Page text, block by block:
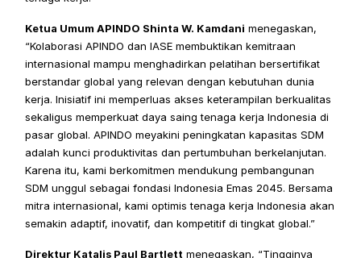
Ketua Umum APINDO Shinta W. Kamdani menegaskan,
“Kolaborasi APINDO dan IASE membuktikan kemitraan
internasional mampu menghadirkan pelatihan bersertifikat
berstandar global yang relevan dengan kebutuhan dunia
kerja. Inisiatif ini memperluas akses keterampilan berkualitas
sekaligus memperkuat daya saing tenaga kerja Indonesia di
pasar global. APINDO meyakini peningkatan kapasitas SDM
adalah kunci produktivitas dan pertumbuhan berkelanjutan.
Karena itu, kami berkomitmen mendukung pembangunan
SDM unggul sebagai fondasi Indonesia Emas 2045. Bersama
mitra internasional, kami optimis tenaga kerja Indonesia akan
semakin adaptif, inovatif, dan kompetitif di tingkat global.”
Direktur Katalis Paul Bartlett menegaskan, “Tingginya